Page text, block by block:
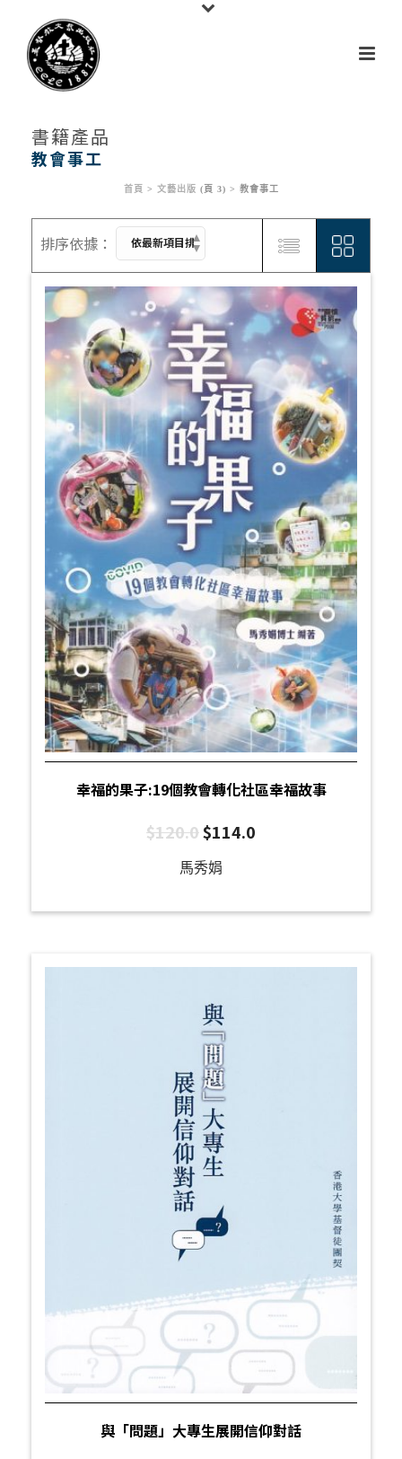
書籍產品
首頁 > 文藝出版 (頁 3) > 教會事工
教會事工
幸福的果子:19個教會轉化社區幸福故事
$120.0$114.0
馬秀娟
與「問題」大專生展開信仰對話